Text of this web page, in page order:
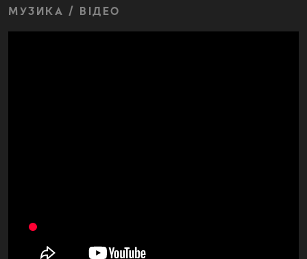
МУЗИКА / ВІДЕО